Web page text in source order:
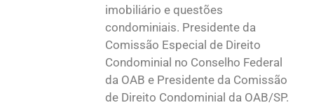
imobiliário e questões
condominiais. Presidente da
Comissão Especial de Direito
Condominial no Conselho Federal
da OAB e Presidente da Comissão
de Direito Condominial da OAB/SP.